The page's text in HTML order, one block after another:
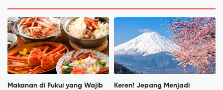
Makanan di Fukui yang Wajib
Keren! Jepang Menjadi